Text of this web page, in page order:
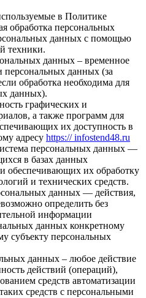
в Политике
обработка персональных
данных с помощью
техники.
данных – временное
персональных данных (за
обработка необходима для
данных).
графических и
а также программ для
их доступность в
адресу https:// infostend48.ru
персональных данных —
в базах данных
обеспечивающих их обработку
и технических средств.
данных — действия,
определить без
информации
данных конкретному
субъекту персональных
данных – любое действие
действий (операций),
средств автоматизации
средств с персональными